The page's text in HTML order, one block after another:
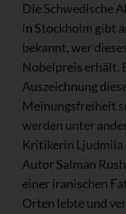
Die Schwedische
in Stockholm gibt
bekannt, wer
Nobelpreis erhält.
Auszeichnung
Meinungsfreiheit
werden unter
Kritikerin
Autor Salman
einer iranischen
Orten lebte und